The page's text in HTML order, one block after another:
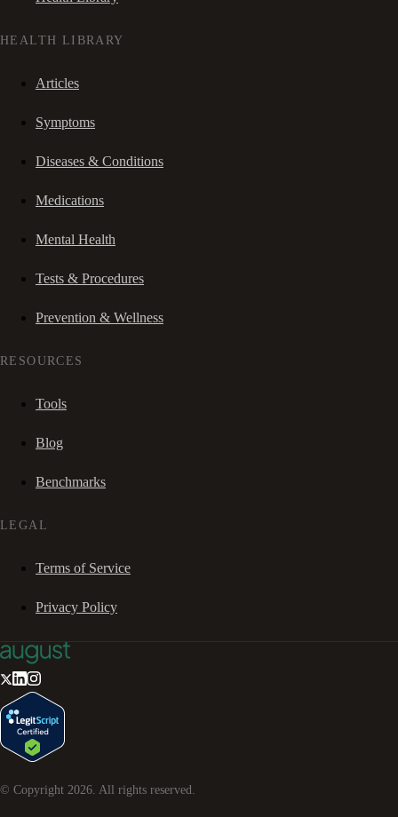
HEALTH LIBRARY
Articles
Symptoms
Diseases & Conditions
Medications
Mental Health
Tests & Procedures
Prevention & Wellness
RESOURCES
Tools
Blog
Benchmarks
LEGAL
Terms of Service
Privacy Policy
© Copyright 2026 . All rights reserved.